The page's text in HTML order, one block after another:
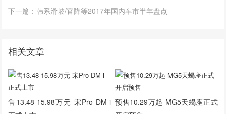
下一篇：韩系滑坡/官降等2017年国内车市半年盘点
相关文章
售13.48-15.98万元 宋Pro DM-i 预售10.29万起 MG5天蝎座正式